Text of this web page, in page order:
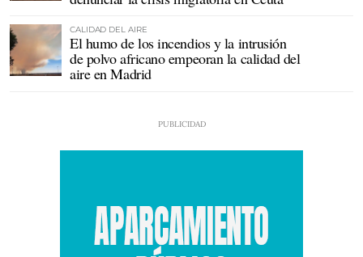
CALIDAD DEL AIRE
El humo de los incendios y la intrusión
de polvo africano empeoran la calidad del
aire en Madrid